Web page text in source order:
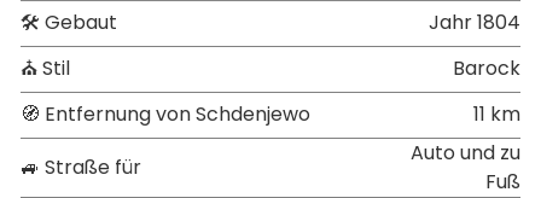
🛠 Gebaut
Jahr 1804
⛪ Stil
Barock
🧭 Entfernung von Schdenjewo
11 km
🚙 Straße für
Auto und zu
Fuß